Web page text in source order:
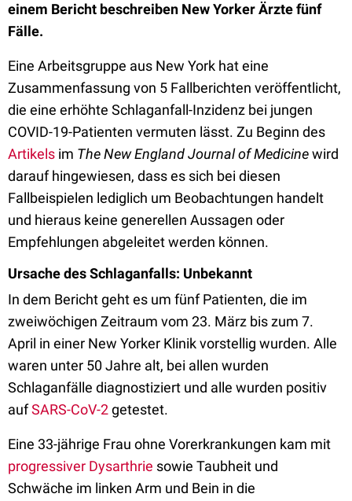
einem Bericht beschreiben New Yorker Ärzte fünf
Fälle.
Eine Arbeitsgruppe aus New York hat eine
Zusammenfassung von 5 Fallberichten veröffentlicht,
die eine erhöhte Schlaganfall-Inzidenz bei jungen
COVID-19-Patienten vermuten lässt. Zu Beginn des
Artikels im The New England Journal of Medicinewird
darauf hingewiesen, dass es sich bei diesen
Fallbeispielen lediglich um Beobachtungen handelt
und hieraus keine generellen Aussagen oder
Empfehlungen abgeleitet werden können.
Ursache des Schlaganfalls: Unbekannt
In dem Bericht geht es um fünf Patienten, die im
zweiwöchigen Zeitraum vom 23. März bis zum 7.
April in einer New Yorker Klinik vorstellig wurden. Alle
waren unter 50 Jahre alt, bei allen wurden
Schlaganfälle diagnostiziert und alle wurden positiv
aufSARS-CoV-2getestet.
Eine 33-jährige Frau ohne Vorerkrankungen kam mit
progressiver Dysarthrie sowie Taubheit und
Schwäche im linken Arm und Bein in die